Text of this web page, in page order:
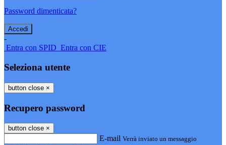
Password dimenticata?
-
Entra con SPID Entra con CIE
Seleziona utente
button close ×
Recupero password
button close ×
E-mail Verrà inviato un messaggio